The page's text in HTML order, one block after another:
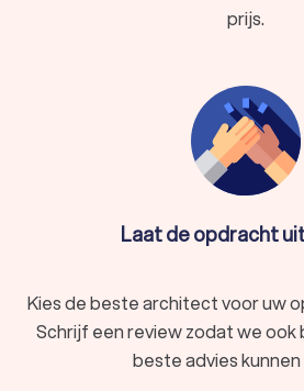
prijs.
Laat de opdracht
Kies de beste architect voor uw
Schrijf een review zodat we ook
beste advies kunnen